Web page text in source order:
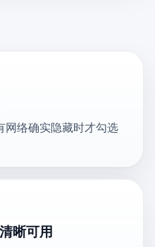
网络确实隐藏时才勾选
晰可用